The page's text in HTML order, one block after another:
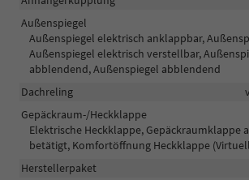
Außenspiegel
Außenspiegel elektrisch anklappbar,
Außenspiegel elektrisch verstellbar,
abblendend, Außenspiegel abblendend
Dachreling
Gepäckraum-/Heckklappe
Elektrische Heckklappe, Gepäckraumklappe
betätigt, Komfortöffnung Heckklappe
Herstellerpaket